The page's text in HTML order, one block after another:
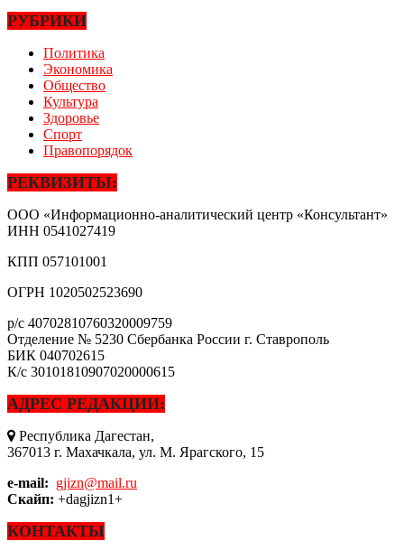
РУБРИКИ
Политика
Экономика
Общество
Культура
Здоровье
Спорт
Правопорядок
РЕКВИЗИТЫ:
ООО «Информационно-аналитический центр «Консультант»
ИНН 0541027419
КПП 057101001
ОГРН 1020502523690
р/с 40702810760320009759
Отделение № 5230 Сбербанка России г. Ставрополь
БИК 040702615
К/с 30101810907020000615
АДРЕС РЕДАКЦИИ:
Республика Дагестан,
367013 г. Махачкала, ул. М. Ярагского, 15
e-mail: gjizn@mail.ru
Скайп: +dagjizn1+
КОНТАКТЫ